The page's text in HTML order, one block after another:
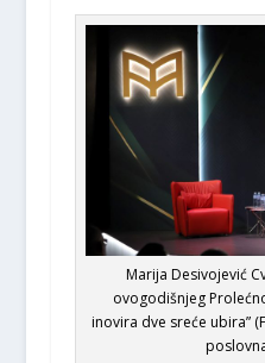
Marija Desivojević
ovogodišnjeg
inovira dve sreće ubira”